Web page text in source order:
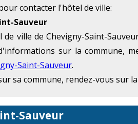
contacter l'hôtel de ville:
Sauveur
de ville de Chevigny-Saint-
sur la commune,
Saint-Sauveur.
sa commune, rendez-vous sur
Sauveur